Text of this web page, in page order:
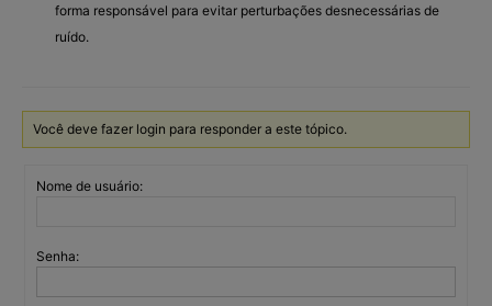
forma responsável para evitar perturbações desnecessárias de
ruído.
Você deve fazer login para responder a este tópico.
Nome de usuário:
Senha: